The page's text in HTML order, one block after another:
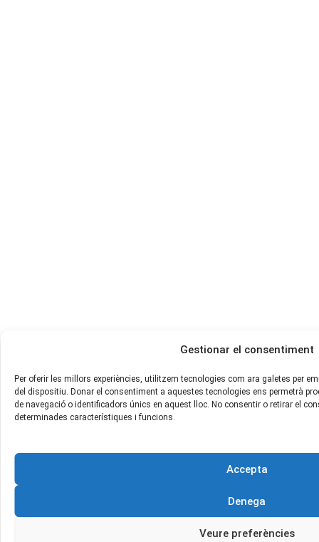
Gestionar el consentiment
Per oferir les millors experiències, utilitzem tecnologies com ara galetes per
del dispositiu. Donar el consentiment a aquestes tecnologies ens permetrà
de navegació o identificadors únics en aquest lloc. No consentir o retirar el
determinades característiques i funcions.
Accepta
Denega
Veure preferències